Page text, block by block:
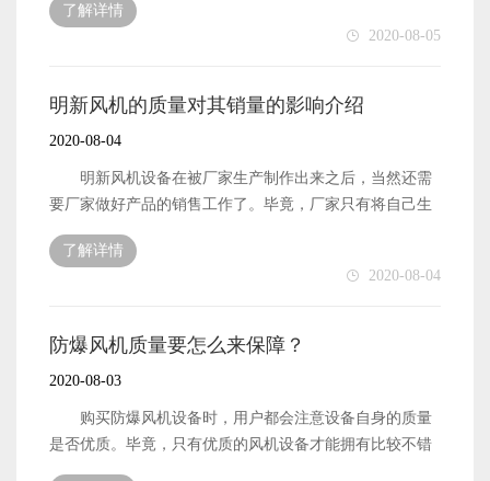
更多用户的认可。 上虞明新经济的收入想要被提升起
来，除了需要企业做好风机设备的生产加工工作，还需要
如今的时代中，拥有良好企业形象和品牌形象的工厂和产
品，才能在销售市场中占据有利的地位，才能获得更多的
经济收入。
中，优质的产品设备，才能获得更多用户的认可与信赖。
那么，作为这一风机设备的生产制作厂家，需要怎么才能
面本文就来简单地介绍一下。 散热器风机设备的质量
材料的质量保障工作了。厂家生产制作的设备质量大多都
是从原材料中生产出继承到的。原材料自身的质量性能好
了，那么自然也就能够生产制作出质量更好的风机设备来
来，除了需要做好生产原材料的质量保障工作之外，还有
便是需要厂家做好自身的生产技术提升工作。厂家所掌握
的产品设备也就能够拥有比较好的保障了。 散热器风
机的质量想要好，作为生产制作厂家，当然也需要掌握专
业的质量检测技术了。
了解详情
2020-08-05
明新风机的质量对其销量的影响介绍
2020-08-04
明新风机设备在被厂家生产制作出来之后，当然还需
要厂家做好产品的销售工作了。毕竟，厂家只有将自己生
产制作出来的风机销售出去之后，才能确保自身的经济收
入。而对产品的销量会产生影响的因素还是很多的，其中
风机设备自身的质量高低就对风机设备的销量会有比较大
对其自身的销量影响是什么。 明新风机的质量对销量
自身的质量性能越好，那么在销售市场中所拥有的销量也
就会更好了。毕竟，对于用户来说，质量性能良好的风机
设备是更有吸引力一些的。风机的质量良好，使用寿命也
了解详情
2020-08-04
防爆风机质量要怎么来保障？
2020-08-03
购买防爆风机设备时，用户都会注意设备自身的质量
是否优质。毕竟，只有优质的风机设备才能拥有比较不错
的工作效率，也只有优质的风机设备才能拥有长久的使用